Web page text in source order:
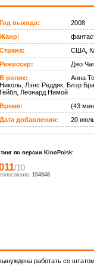
Год выхода:
2008
Жанр:
Страна:
США,
Режиссер:
Джо
В ролях:
Анна
Николь, Лэнс Реддик, Блэр
Гейбл, Леонард Нимой
Время:
(43
Дата добавления:
20
по версии KinoPoisk:
/10
104948
работать со